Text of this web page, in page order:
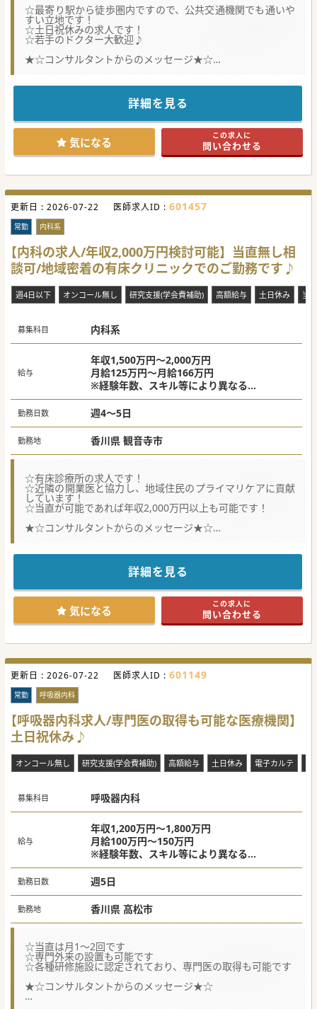
☆最寄り駅から徒歩圏内ですので、公共交通機関でも通いや
すい立地です！
☆土日祝休みの求人です！
☆若手のドクター大歓迎♪
★☆コンサルタントからのメッセージ★☆
地域の急性期から回復期を担う医療機関です。
土日祝休みの求人ですのでワークライフバランスも保ちやす
#秋入職可
詳細を見る
気になる この求人に
問い合わせる
更新日 : 2026-07-22 医師求人ID : 601457
常勤 内科系
【内科の求人/年収2,000万円検討可能】当直無し相
談可/地域密着の有床クリニックでのご勤務です♪
週4日以下 オンコール無し 研究支援(学会費補助) 高額給与 土日休み 当
募集科目 内科系
給与
年収1,500万円～2,000万円
月給125万円～月給166万円
※経験年数、スキル等により異なる
※上記は週5日の場合
勤務日数 週4～5日
勤務地 香川県 観音寺市
☆有床診療所の求人です！
☆近隣の開業医と協力し、地域住民のプライマリケアに貢献
しています！
☆当直が可能であれば年収2,000万円以上も可能です！
★☆コンサルタントからのメッセージ★☆
当直については無しも可能ですが、ゆったりめの当直で、当
直代は別途支給ですので
可能であれば対応をお願いします♪
#秋入職可
詳細を見る
気になる この求人に
問い合わせる
更新日 : 2026-07-22 医師求人ID : 601149
常勤 呼吸器内科
【呼吸器内科求人/専門医の取得も可能な医療機関】
土日祝休み♪
オンコール無し 研究支援(学会費補助) 高額給与 土日休み 電子カルテ
募集科目 呼吸器内科
給与
年収1,200万円～1,800万円
月給100万円～150万円
※経験年数、スキル等により異なる
※オンコール手当別途支給
勤務日数 週5日
勤務地 香川県 高松市
☆当直は月1～2回です
☆専門外来の設置も可能です
☆各種研修施設に認定されており、専門医の取得も可能です
★☆コンサルタントからのメッセージ★☆